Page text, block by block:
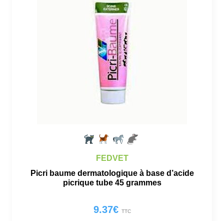
FEDVET
Picri baume dermatologique à base d’acide
picrique tube 45 grammes
9.37€ TTC